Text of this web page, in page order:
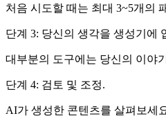
처음 시도할 때는 최대 3~5개의
단계 3: 당신의 생각을 생성기에
대부분의 도구에는 당신의 이야
단계 4: 검토 및 조정.
AI가 생성한 콘텐츠를 살펴보세